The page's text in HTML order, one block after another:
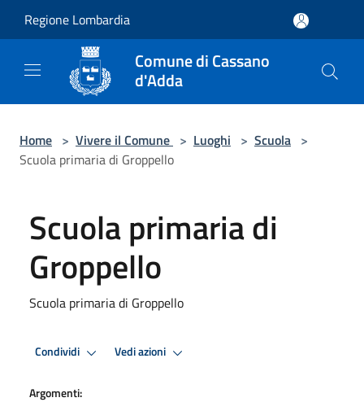
Regione Lombardia
Comune di Cassano
d'Adda
Home > Vivere il Comune > Luoghi > Scuola >
Scuola primaria di Groppello
Scuola primaria di
Groppello
Scuola primaria di Groppello
Condividi Vedi azioni
Argomenti: